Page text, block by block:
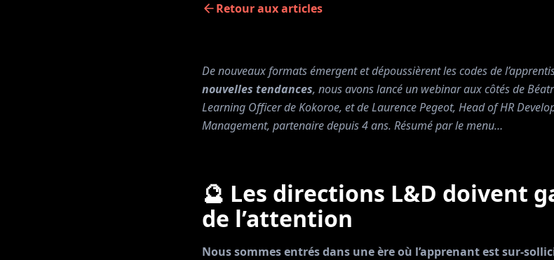
Retour aux articles
De nouveaux formats émergent et dépoussièrent les codes de
nouvelles tendances, nous avons lancé un webinar aux côtés de
Learning Officer de Kokoroe, et de Laurence Pegeot, Head of HR
Management, partenaire depuis 4 ans. Résumé par le menu…
🔮 Les directions L&D doivent
de l’attention
Nous sommes entrés dans une ère où l’apprenant est sur-